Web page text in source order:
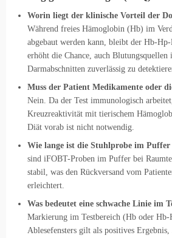
Worin liegt der klinische Vorteil der
Während freies Hämoglobin (Hb) im
abgebaut werden kann, bleibt der Hb-
erhöht die Chance, auch Blutungsquellen
Darmabschnitten zuverlässig zu
Muss der Patient Medikamente oder
Nein. Da der Test immunologisch
Kreuzreaktivität mit tierischem
Diät vorab ist nicht notwendig.
Wie lange ist die Stuhlprobe im
sind iFOBT-Proben im Puffer bei
stabil, was den Rückversand vom
erleichtert.
Was bedeutet eine schwache Linie im
Markierung im Testbereich (Hb oder Hb-
Ablesefensters gilt als positives